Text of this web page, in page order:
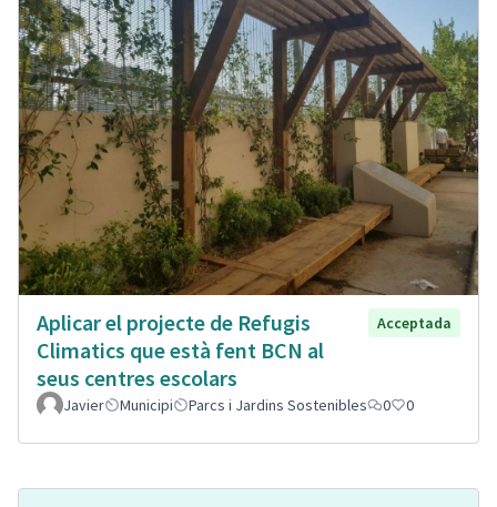
Aplicar el projecte de Refugis
Climatics que està fent BCN al
seus centres escolars
Acceptada
Javier Municipi Parcs i Jardins Sostenibles 0 0